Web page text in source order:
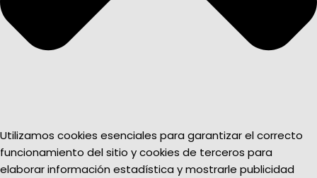
Utilizamos cookies esenciales para garantizar el correcto
funcionamiento del sitio y cookies de terceros para
elaborar información estadística y mostrarle publicidad